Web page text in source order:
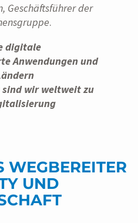
Geschäftsführer der
.
digitale
Anwendungen und
wir weltweit zu
WEGBEREITER
UND